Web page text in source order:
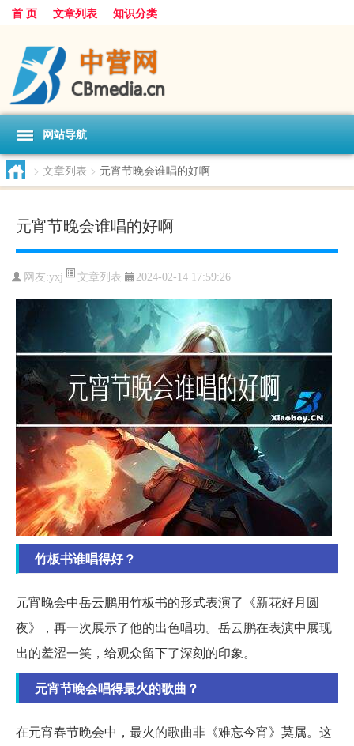
首 页 文章列表 知识分类
网站导航
> 文章列表 > 元宵节晚会谁唱的好啊
元宵节晚会谁唱的好啊
网友:yxj 文章列表 2024-02-14 17:59:26
竹板书谁唱得好？
元宵晚会中岳云鹏用竹板书的形式表演了《新花好月圆
夜》，再一次展示了他的出色唱功。岳云鹏在表演中展现
出的羞涩一笑，给观众留下了深刻的印象。
元宵节晚会唱得最火的歌曲？
在元宵春节晚会中，最火的歌曲非《难忘今宵》莫属。这